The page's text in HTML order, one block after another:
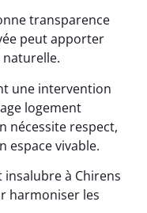
transparence
peut apporter
une intervention
logement
nécessite respect,
espace vivable.
à Chirens
harmoniser les